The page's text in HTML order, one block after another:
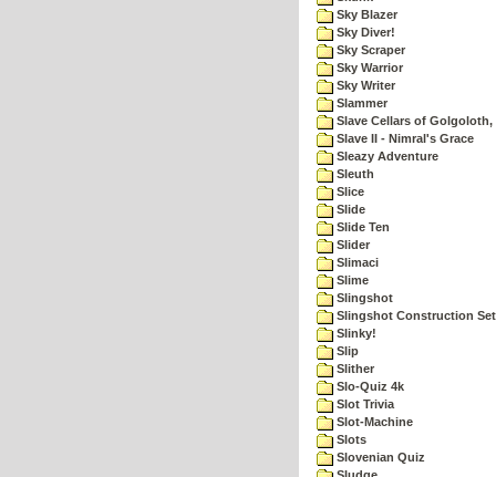
Sky Blazer
Sky Diver!
Sky Scraper
Sky Warrior
Sky Writer
Slammer
Slave Cellars of Golgoloth,
Slave II - Nimral's Grace
Sleazy Adventure
Sleuth
Slice
Slide
Slide Ten
Slider
Slimaci
Slime
Slingshot
Slingshot Construction Set
Slinky!
Slip
Slither
Slo-Quiz 4k
Slot Trivia
Slot-Machine
Slots
Slovenian Quiz